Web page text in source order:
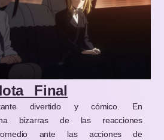
Final
divertido y cómico. En
bizarras de las reacciones
ante las acciones de